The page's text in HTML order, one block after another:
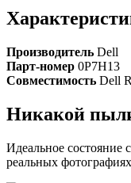
Производитель Dell
Парт-номер 0P7H13
Совместимость Dell
Никакой
Идеальное состояние
реальных фотографиях